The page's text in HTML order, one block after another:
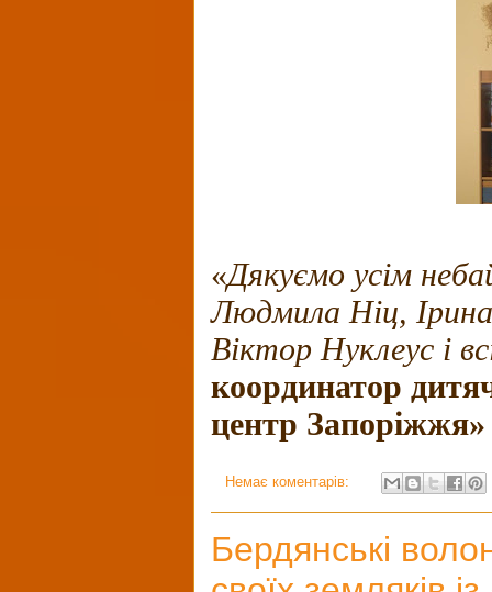
«Дякуємо усім
Людмила Ніц,
Віктор Нуклеус і
координатор
центр
Немає коментарів:
Бердянські